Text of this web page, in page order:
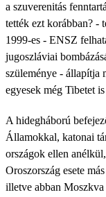
a szuverenitás
tették ezt korábban? -
1999-es - ENSZ
jugoszláviai
szüleménye - állapítja
egyesek még Tibetet
A hidegháború
Államokkal, katonai
országok ellen
Oroszország esete
illetve abban Moszkva